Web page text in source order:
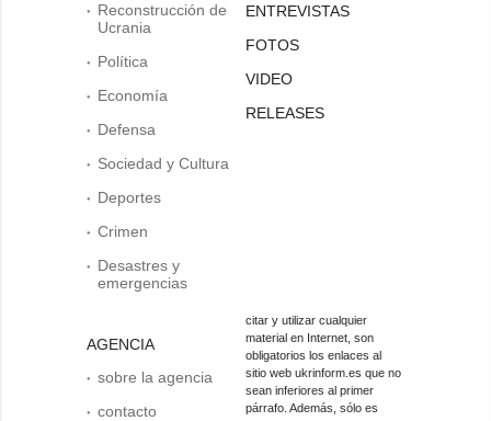
Reconstrucción de
Ucrania
Política
Economía
Defensa
Sociedad y Cultura
Deportes
Crimen
Desastres y
emergencias
AGENCIA
sobre la agencia
contacto
ENTREVISTAS
FOTOS
VIDEO
RELEASES
citar y utilizar cualquier
material en Internet, son
obligatorios los enlaces al
sitio web ukrinform.es que no
sean inferiores al primer
párrafo. Además, sólo es